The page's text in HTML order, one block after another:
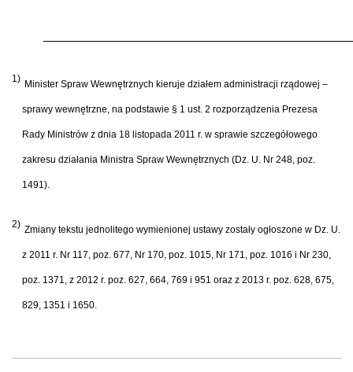
1) Minister Spraw Wewnętrznych kieruje działem administracji rządowej –
sprawy wewnętrzne, na podstawie § 1 ust. 2 rozporządzenia Prezesa
Rady Ministrów z dnia 18 listopada 2011 r. w sprawie szczegółowego
zakresu działania Ministra Spraw Wewnętrznych (Dz. U. Nr 248, poz.
1491).
2) Zmiany tekstu jednolitego wymienionej ustawy zostały ogłoszone w Dz. U.
z 2011 r. Nr 117, poz. 677, Nr 170, poz. 1015, Nr 171, poz. 1016 i Nr 230,
poz. 1371, z 2012 r. poz. 627, 664, 769 i 951 oraz z 2013 r. poz. 628, 675,
829, 1351 i 1650.